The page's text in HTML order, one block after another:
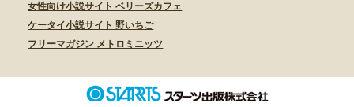
女性向け小説サイト ベリーズカフェ
ケータイ小説サイト 野いちご
フリーマガジン メトロミニッツ